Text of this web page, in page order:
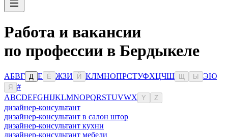
Работа и вакансии
по профессии в Бердыкеле
АБВГ Д Е Ё ЖЗИ Й КЛМНОПРСТУФХЦЧШ Ы ЭЮ
Я
#
ABCDEFGHIJKLMNOPQRSTUVWX Y Z
дизайнер-консультант
дизайнер-консультант в салон штор
дизайнер-консультант кухни
дизайнер-консультант мебели